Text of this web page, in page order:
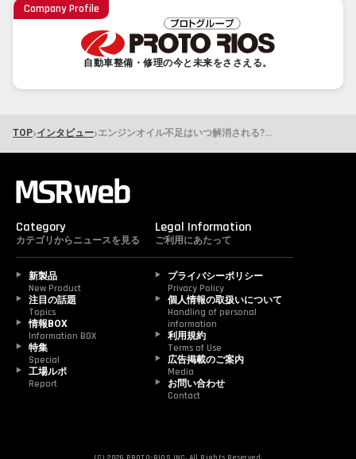
Company Profile
自動車整備・修理の今と未来をささえる。
TOP›インタビュー› エンジンオイル不足はいつ解消される? 全部協・森川理事長が語る中東情勢の現状
Category
カテゴリからニュースを見る
新製品
New Product
注目の話題
Topics
情報BOX
Information BOX
特集
Special
工場ルポ
Report
Legal Information
ご利用にあたって
プライバシーポリシー
Privacy Policy
個人情報の取扱いについて
Handling of personal
information
利用規約
Terms of Use
広告掲載のご案内
Media
お問い合わせ
Contact